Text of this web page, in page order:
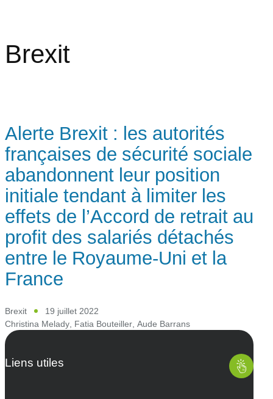
Brexit
Alerte Brexit : les autorités
françaises de sécurité sociale
abandonnent leur position
initiale tendant à limiter les
effets de l’Accord de retrait au
profit des salariés détachés
entre le Royaume-Uni et la
France
Brexit
19 juillet 2022
Christina Melady, Fatia Bouteiller, Aude Barrans
Liens utiles